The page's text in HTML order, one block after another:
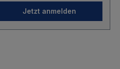
Jetzt anmelden